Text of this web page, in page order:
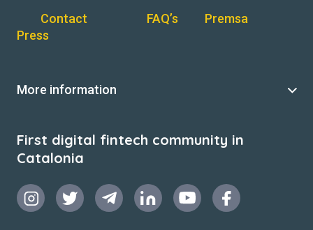
Contact FAQ’s
Premsa
Press
More information
First digital fintech community in
Catalonia